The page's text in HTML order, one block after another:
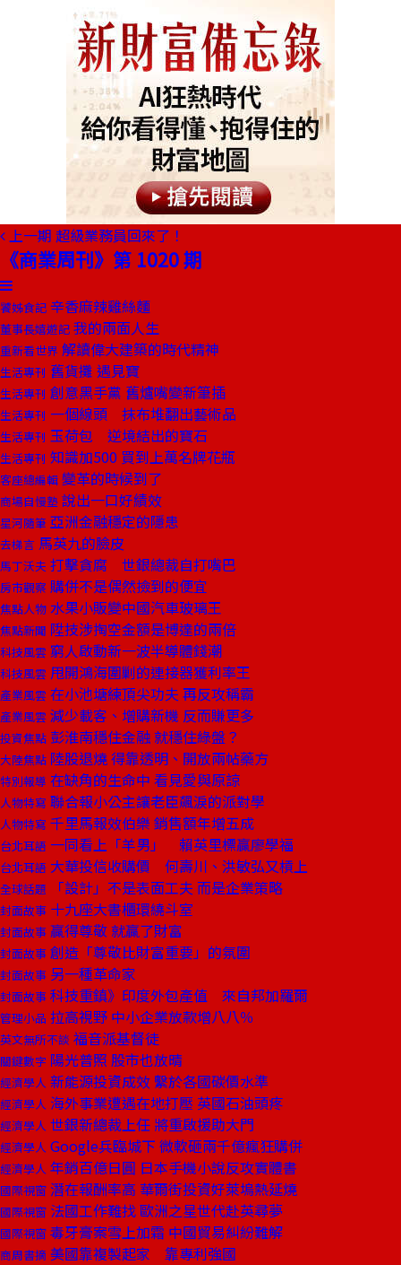
上一期 超級業務員回來了！
《商業周刊》第 1020 期
饕姊食記 辛香麻辣雞絲麵
董事長嬉遊記 我的兩面人生
重新看世界 解讀偉大建築的時代精神
生活專刊 舊貨攤 遇見寶
生活專刊 創意黑手黨 舊爐嘴變新筆插
生活專刊 一個線頭 抹布堆翻出藝術品
生活專刊 玉荷包 逆境結出的寶石
生活專刊 知識加500 買到上萬名牌花瓶
客座總編輯 變革的時候到了
商場自慢塾 說出一口好績效
星河隨筆 亞洲金融穩定的隱患
去梯言 馬英九的臉皮
馬丁沃夫 打擊貪腐 世銀總裁自打嘴巴
房市觀察 購併不是偶然撿到的便宜
焦點人物 水果小販變中國汽車玻璃王
焦點新聞 陞技涉掏空金額是博達的兩倍
科技風雲 窮人啟動新一波半導體錢潮
科技風雲 甩開鴻海圍剿的連接器獲利率王
產業風雲 在小池塘練頂尖功夫 再反攻稱霸
產業風雲 減少載客、增購新機 反而賺更多
投資焦點 彭淮南穩住金融 就穩住綠盤？
大陸焦點 陸股退燒 得靠透明、開放兩帖藥方
特別報導 在缺角的生命中 看見愛與原諒
人物特寫 聯合報小公主讓老臣飆淚的派對學
人物特寫 千里馬報效伯樂 銷售額年增五成
台北耳語 一同看上「羊男」 賴英里標贏廖學福
台北耳語 大華投信收購價 何壽川、洪敏弘又槓上
全球話題 「設計」不是表面工夫 而是企業策略
封面故事 十九座大書櫃環繞斗室
封面故事 贏得尊敬 就贏了財富
封面故事 創造「尊敬比財富重要」的氛圍
封面故事 另一種革命家
封面故事 科技重鎮》印度外包產值 來自邦加羅爾
管理小品 拉高視野 中小企業放款增八八％
英文無所不談 福音派基督徒
關鍵數字 陽光普照 股市也放晴
經濟學人 新能源投資成效 繫於各國碳價水準
經濟學人 海外事業遭遇在地打壓 英國石油頭疼
經濟學人 世銀新總裁上任 將重啟援助大門
經濟學人 Google兵臨城下 微軟砸兩千億瘋狂購併
經濟學人 年銷百億日圓 日本手機小說反攻實體書
國際視窗 潛在報酬率高 華爾街投資好萊塢熱延燒
國際視窗 法國工作難找 歐洲之星世代赴英尋夢
國際視窗 毒牙膏案雪上加霜 中國貿易糾紛難解
商周書摘 美國靠複製起家 靠專利強國